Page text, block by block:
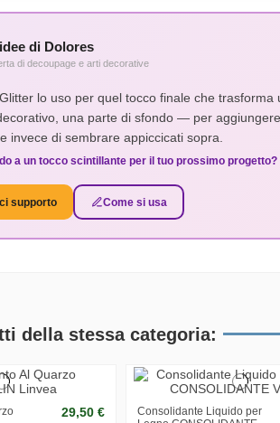
prima di usare
glitter tendono a depositarsi sul fondo della
obbligatorio prima di ogni applicazione
il supporto
il glitter, applica prima una base di colore
scarto prima.
pennello morbido e piatto. Stendi strati non troppo
al tatto: 15–30 minuti
di Dolores
di decoupage e arti decorative
lo uso per quel tocco finale che
una parte di sfondo — per
invece di sembrare appiccicati sopra.
a un tocco scintillante per il tuo prossimo
supporto Come si usa
della stessa categoria:
29,50 €
Consolidante Liquido per